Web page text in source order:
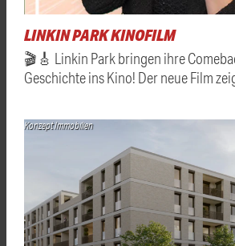
LINKIN PARK KINOFILM
🎬🎸 Linkin Park bringen ihre
Geschichte ins Kino! Der neue Film
Konzept Immobilien